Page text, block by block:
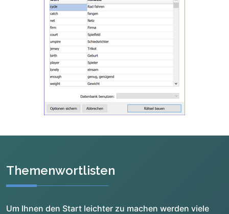
Themenwortlisten
Um Ihnen den Start leichter zu machen werden viele